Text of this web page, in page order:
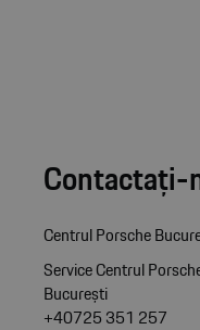
Contactați-
Centrul Porsche
Service Centrul
București
+40725 351 257